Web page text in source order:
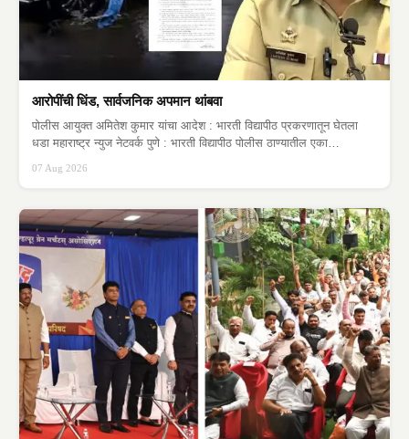
आरोपींची धिंड, सार्वजनिक अपमान थांबवा
पोलीस आयुक्त अमितेश कुमार यांचा आदेश : भारती विद्यापीठ प्रकरणातून घेतला
धडा महाराष्ट्र न्युज नेटवर्क पुणे : भारती विद्यापीठ पोलीस ठाण्यातील एका…
07 Aug 2026